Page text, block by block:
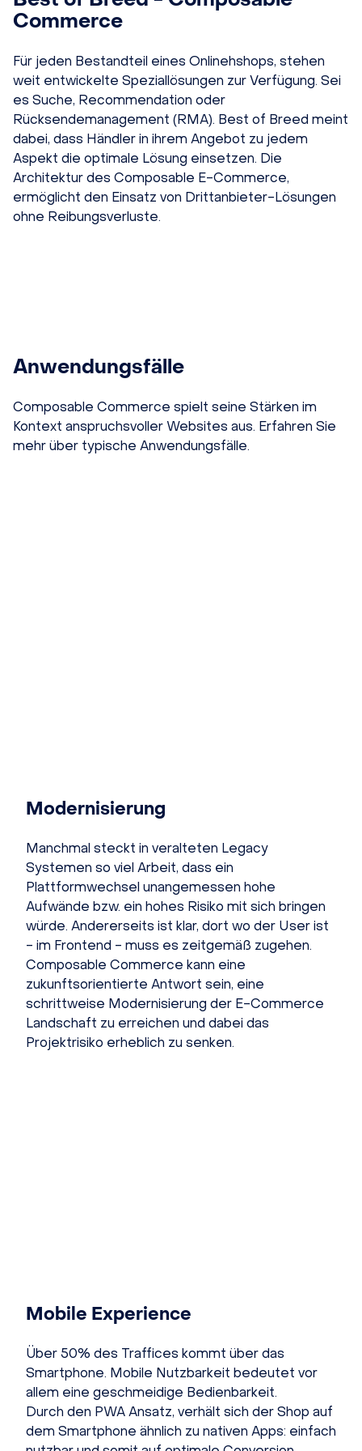
Commerce
Für jeden Bestandteil eines Onlinehshops, stehen
weit entwickelte Speziallösungen zur Verfügung. Sei
es Suche, Recommendation oder
Rücksendemanagement (RMA). Best of Breed meint
dabei, dass Händler in ihrem Angebot zu jedem
Aspekt die optimale Lösung einsetzen. Die
Architektur des Composable E-Commerce,
ermöglicht den Einsatz von Drittanbieter-Lösungen
ohne Reibungsverluste.
Anwendungsfälle
Composable Commerce spielt seine Stärken im
Kontext anspruchsvoller Websites aus. Erfahren Sie
mehr über typische Anwendungsfälle.
Modernisierung
Manchmal steckt in veralteten Legacy
Systemen so viel Arbeit, dass ein
Plattformwechsel unangemessen hohe
Aufwände bzw. ein hohes Risiko mit sich bringen
würde. Andererseits ist klar, dort wo der User ist
- im Frontend - muss es zeitgemäß zugehen.
Composable Commerce kann eine
zukunftsorientierte Antwort sein, eine
schrittweise Modernisierung der E-Commerce
Landschaft zu erreichen und dabei das
Projektrisiko erheblich zu senken.
Mobile Experience
Über 50% des Traffices kommt über das
Smartphone. Mobile Nutzbarkeit bedeutet vor
allem eine geschmeidige Bedienbarkeit.
Durch den PWA Ansatz, verhält sich der Shop auf
dem Smartphone ähnlich zu nativen Apps: einfach